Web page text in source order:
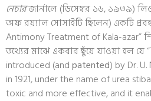
নেচারজার্নালে (ডিসেম্বর ১৬, ১৯৩৯)
অফ রয়্যাল সোসাইটি ছিলেন) একটি
Antimony Treatment of Kala-azar”
তথ্যের মাঝে একবার ছুঁয়ে যাওয়া হল যে
introduced (andpatented) by Dr.
in 1921, under the name of urea
toxic and more effective, and it